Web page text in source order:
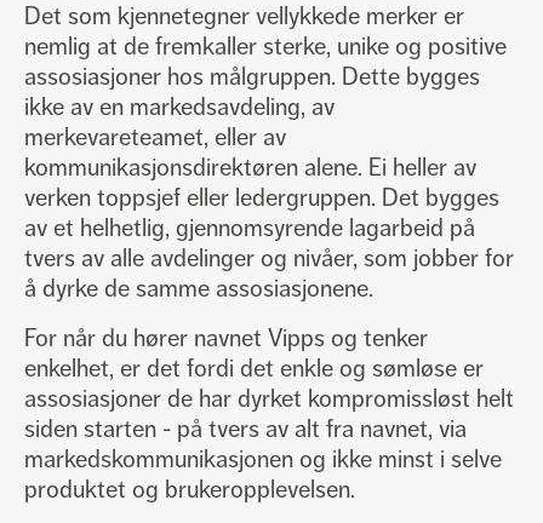
Det som kjennetegner vellykkede merker er
nemlig at de fremkaller sterke, unike og positive
assosiasjoner hos målgruppen. Dette bygges
ikke av en markedsavdeling, av
merkevareteamet, eller av
kommunikasjonsdirektøren alene. Ei heller av
verken toppsjef eller ledergruppen. Det bygges
av et helhetlig, gjennomsyrende lagarbeid på
tvers av alle avdelinger og nivåer, som jobber for
å dyrke de samme assosiasjonene.
For når du hører navnet Vipps og tenker
enkelhet, er det fordi det enkle og sømløse er
assosiasjoner de har dyrket kompromissløst helt
siden starten - på tvers av alt fra navnet, via
markedskommunikasjonen og ikke minst i selve
produktet og brukeropplevelsen.